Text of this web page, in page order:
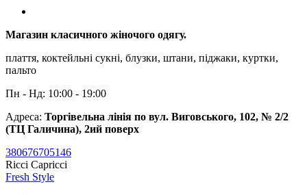
Магазин класичного жіночого одягу.
плаття, коктейльні сукні, блузки, штани, піджаки, куртки,
пальто
Пн - Нд: 10:00 - 19:00
Адреса: Торгівельна лінія по вул. Виговського, 102, № 2/2
(ТЦ Галичина), 2ий поверх
380676705146
Ricci Capricci
Fresh Style